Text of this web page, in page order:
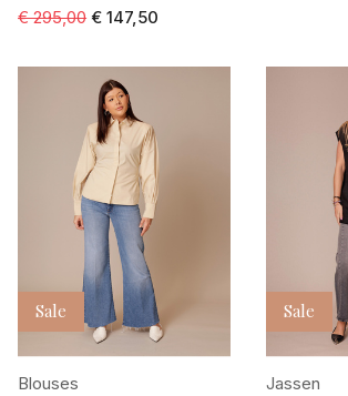
€ 295,00 € 147,50
Sale
Blouses
Sale
Jassen